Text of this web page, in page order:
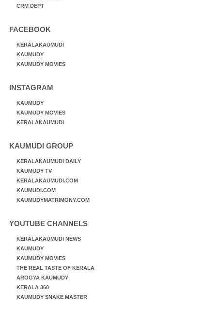
CRM DEPT
FACEBOOK
KERALAKAUMUDI
KAUMUDY
KAUMUDY MOVIES
INSTAGRAM
KAUMUDY
KAUMUDY MOVIES
KERALAKAUMUDI
KAUMUDI GROUP
KERALAKAUMUDI DAILY
KAUMUDY TV
KERALAKAUMUDI.COM
KAUMUDI.COM
KAUMUDYMATRIMONY.COM
YOUTUBE CHANNELS
KERALAKAUMUDI NEWS
KAUMUDY
KAUMUDY MOVIES
THE REAL TASTE OF KERALA
AROGYA KAUMUDY
KERALA 360
KAUMUDY SNAKE MASTER